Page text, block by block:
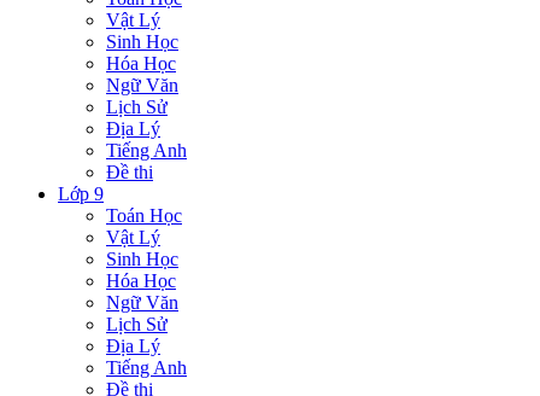
Vật Lý
Sinh Học
Hóa Học
Ngữ Văn
Lịch Sử
Địa Lý
Tiếng Anh
Đề thi
Lớp 9
Toán Học
Vật Lý
Sinh Học
Hóa Học
Ngữ Văn
Lịch Sử
Địa Lý
Tiếng Anh
Đề thi